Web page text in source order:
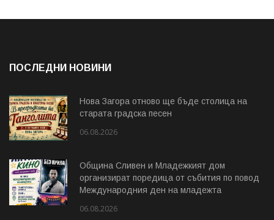
ПОСЛЕДНИ НОВИНИ
Нова Загора отново ще бъде столица на
старата градска песен
06.08.2026
Община Сливен и Младежкият дом
организират поредица от събития по повод
Международния ден на младежта
06.08.2026